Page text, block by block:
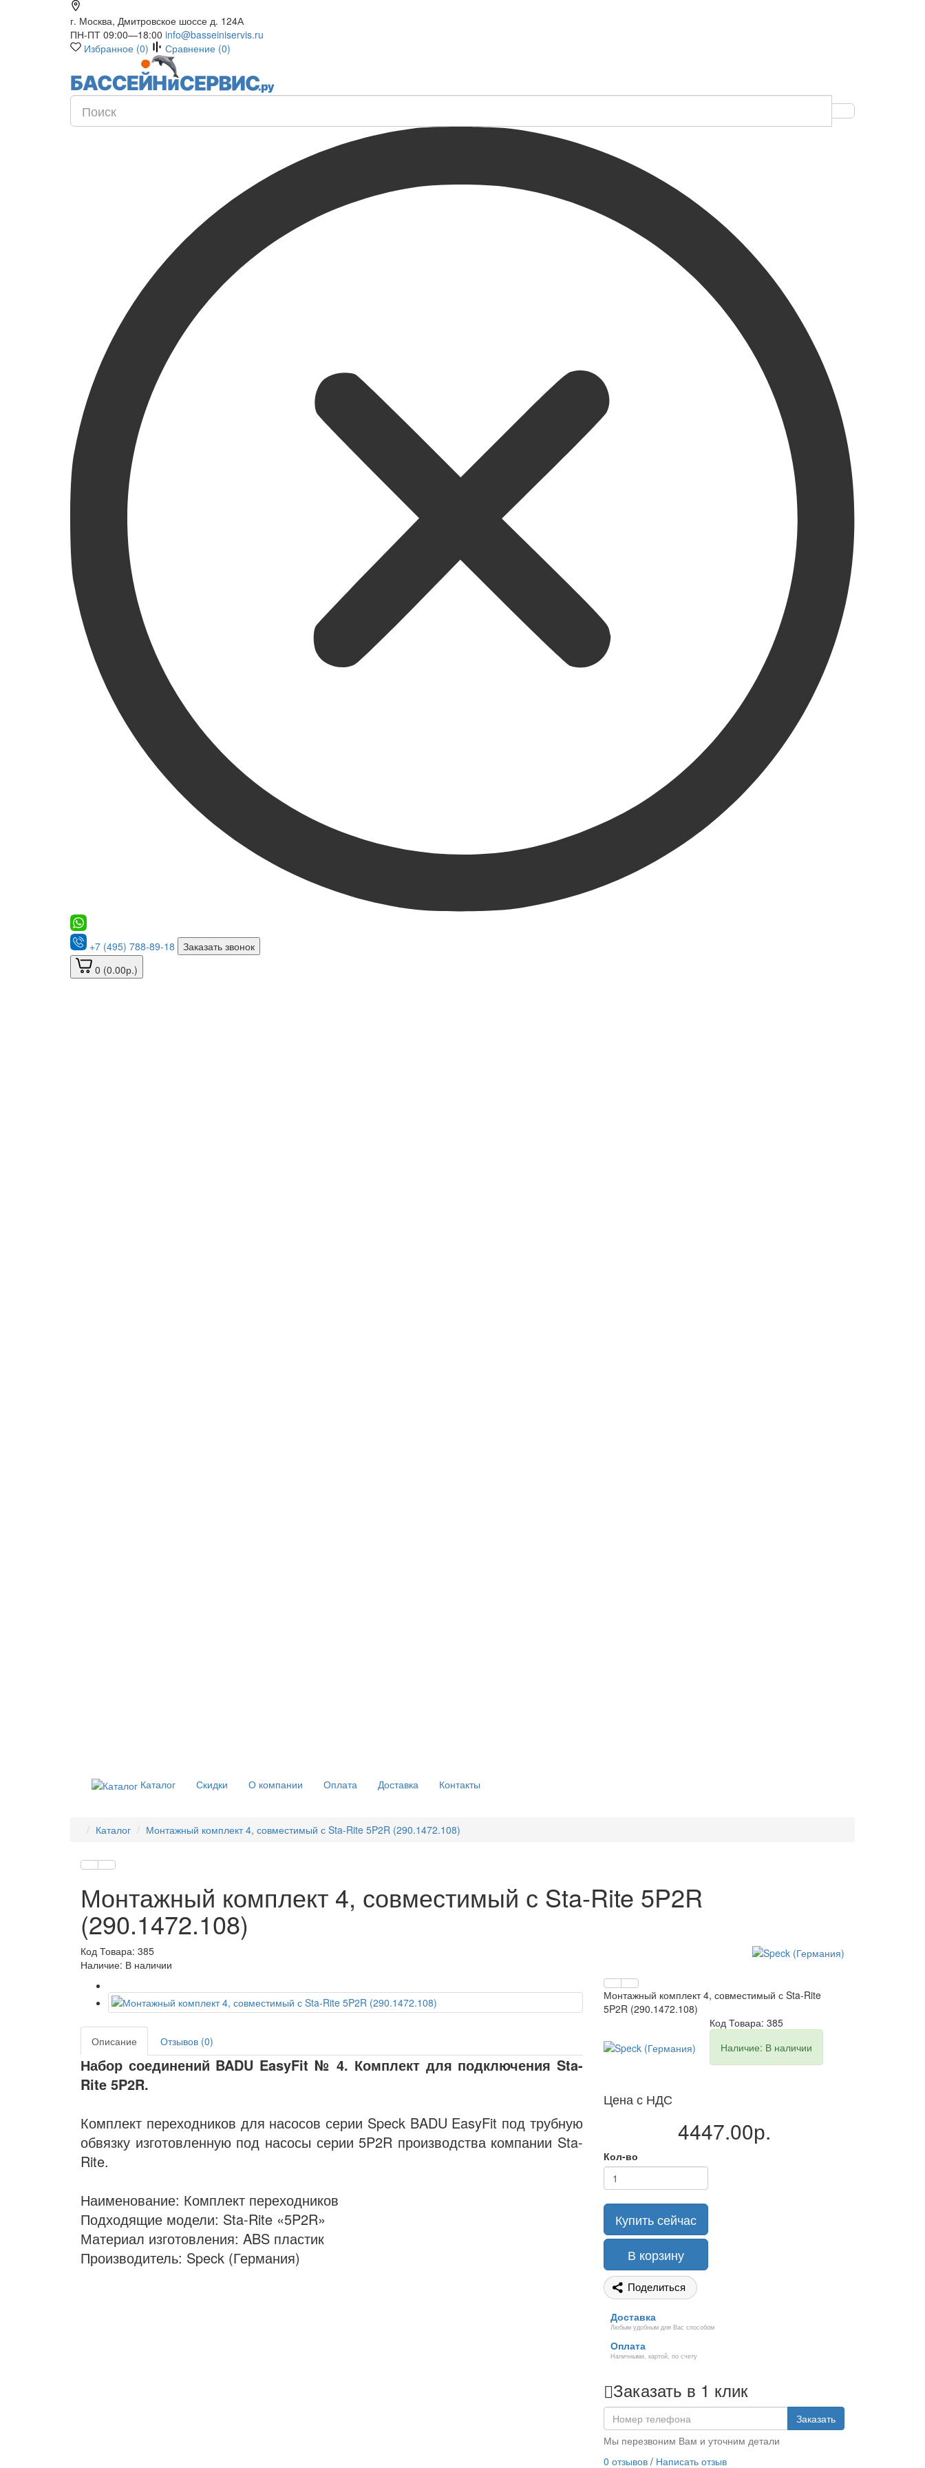
г. Москва, Дмитровское шоссе д. 124А
ПН-ПТ 09:00—18:00 info@basseiniservis.ru
Избранное (0) Сравнение (0)
+7 (495) 788-89-18
Заказать звонок
0 (0.00р.)
Каталог Скидки О компании Оплата Доставка Контакты
Каталог Монтажный комплект 4, совместимый с Sta-Rite 5P2R (290.1472.108)
Монтажный комплект 4, совместимый с Sta-Rite 5P2R
(290.1472.108)
Код Товара: 385
Наличие: В наличии
Описание Отзывов (0)
Набор соединений BADU EasyFit № 4. Комплект для подключения Sta-
Rite 5P2R.
Комплект переходников для насосов серии Speck BADU EasyFit под трубную
обвязку изготовленную под насосы серии 5P2R производства компании Sta-
Rite.
Наименование: Комплект переходников
Подходящие модели: Sta-Rite «5P2R»
Материал изготовления: ABS пластик
Производитель: Speck (Германия)
Монтажный комплект 4, совместимый с Sta-Rite
5P2R (290.1472.108)
Код Товара: 385
Наличие: В наличии
Цена с НДС
4447.00р.
Кол-во
Купить сейчас
В корзину
Поделиться
Доставка
Любым удобным для Вас способом
Оплата
Наличными, картой, по счету
Заказать в 1 клик
Заказать
Мы перезвоним Вам и уточним детали
0 отзывов / Написать отзыв